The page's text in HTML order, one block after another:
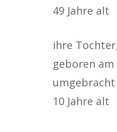
49 Jahre alt
ihre
geboren am
umgebracht
10 Jahre alt